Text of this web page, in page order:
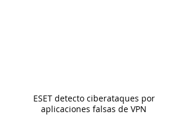
ESET detecto ciberataques por
aplicaciones falsas de VPN